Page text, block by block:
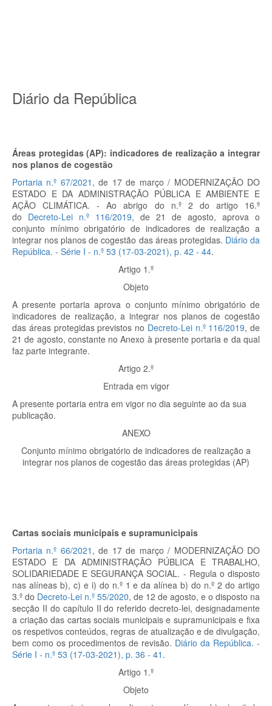
Diário da República
Áreas protegidas (AP): indicadores de realização a integrar
nos planos de cogestão
Portaria n.º 67/2021, de 17 de março / MODERNIZAÇÃO DO
ESTADO E DA ADMINISTRAÇÃO PÚBLICA E AMBIENTE E
AÇÃO CLIMÁTICA. - Ao abrigo do n.º 2 do artigo 16.º
do Decreto-Lei n.º 116/2019, de 21 de agosto, aprova o
conjunto mínimo obrigatório de indicadores de realização a
integrar nos planos de cogestão das áreas protegidas. Diário da
República. - Série I - n.º 53 (17-03-2021), p. 42 - 44.
Artigo 1.º
Objeto
A presente portaria aprova o conjunto mínimo obrigatório de
indicadores de realização, a integrar nos planos de cogestão
das áreas protegidas previstos no Decreto-Lei n.º 116/2019, de
21 de agosto, constante no Anexo à presente portaria e da qual
faz parte integrante.
Artigo 2.º
Entrada em vigor
A presente portaria entra em vigor no dia seguinte ao da sua
publicação.
ANEXO
Conjunto mínimo obrigatório de indicadores de realização a
integrar nos planos de cogestão das áreas protegidas (AP)
Cartas sociais municipais e supramunicipais
Portaria n.º 66/2021 , de 17 de março / MODERNIZAÇÃO DO
ESTADO E DA ADMINISTRAÇÃO PÚBLICA E TRABALHO,
SOLIDARIEDADE E SEGURANÇA SOCIAL. - Regula o disposto
nas alíneas b), c) e i) do n.º 1 e da alínea b) do n.º 2 do artigo
3.º do Decreto-Lei n.º 55/2020, de 12 de agosto, e o disposto na
secção II do capítulo II do referido decreto-lei, designadamente
a criação das cartas sociais municipais e supramunicipais e fixa
os respetivos conteúdos, regras de atualização e de divulgação,
bem como os procedimentos de revisão. Diário da República. -
Série I - n.º 53 (17-03-2021), p. 36 - 41 .
Artigo 1.º
Objeto